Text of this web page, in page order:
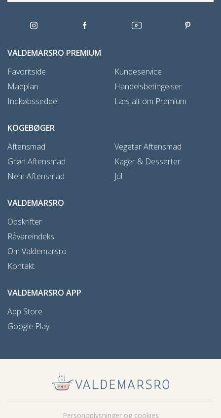
VALDEMARSRO PREMIUM
Favoritside
Madplan
Indkøbsseddel
Kundeservice
Handelsbetingelser
Læs alt om Premium
KOGEBØGER
Aftensmad
Grøn Aftensmad
Nem Aftensmad
Vegetar Aftensmad
Kager & Desserter
Jul
VALDEMARSRO
Opskrifter
Råvareindeks
Om Valdemarsro
Kontakt
VALDEMARSRO APP
App Store
Google Play
Personoplysninger og cookies